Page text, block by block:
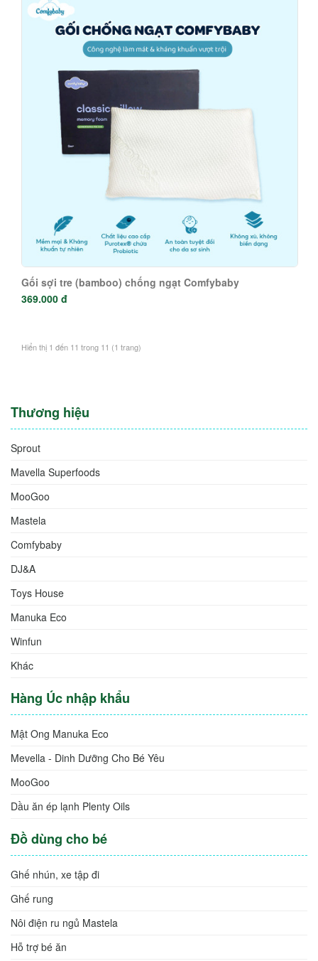
Gối sợi tre (bamboo) chống ngạt Comfybaby
369.000 đ
Hiển thị 1 đến 11 trong 11 (1 trang)
Thương hiệu
Sprout
Mavella Superfoods
MooGoo
Mastela
Comfybaby
DJ&A
Toys House
Manuka Eco
Winfun
Khác
Hàng Úc nhập khẩu
Mật Ong Manuka Eco
Mevella - Dinh Dưỡng Cho Bé Yêu
MooGoo
Dầu ăn ép lạnh Plenty Oils
Đồ dùng cho bé
Ghế nhún, xe tập đi
Ghế rung
Nôi điện ru ngủ Mastela
Hỗ trợ bé ăn